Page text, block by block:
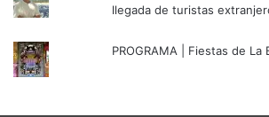
llegada de turistas
PROGRAMA | Fiestas de La